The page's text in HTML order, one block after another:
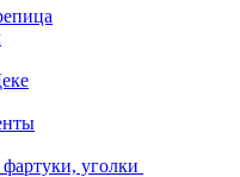
уголки